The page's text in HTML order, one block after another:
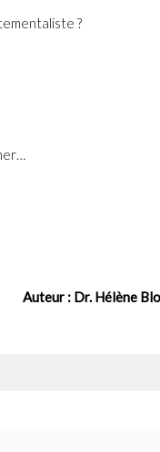
?
Auteur : Dr. Hélène